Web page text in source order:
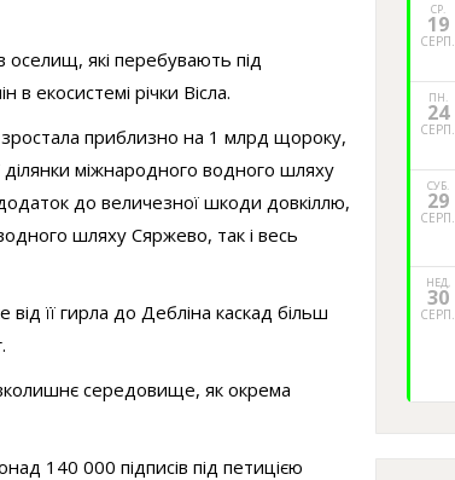
оселищ, які перебувають під
екосистемі річки Вісла.
зростала приблизно на 1 млрд щороку,
міжнародного водного шляху
до величезної шкоди довкіллю,
шляху Сяржево, так і весь
її гирла до Дебліна каскад більш
середовище, як окрема
140 000 підписів під петицією
СР.
19
СЕРП.
ПН.
24
СЕРП.
СУБ.
29
СЕРП.
НЕД,
30
СЕРП.